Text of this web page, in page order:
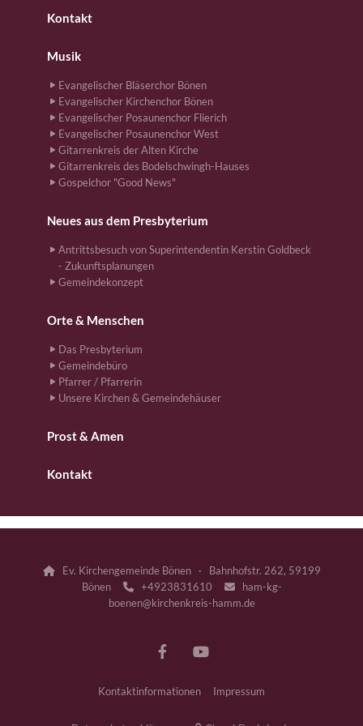
Kontakt
Musik
Evangelischer Bläserchor Bönen
Evangelischer Kirchenchor Bönen
Evangelischer Posaunenchor Flierich
Evangelischer Posaunenchor West
Gitarrenkreis der Alten Kirche
Gitarrenkreis des Bodelschwingh-Hauses
Gospelchor "Good News"
Neues aus dem Presbyterium
Antrittsbesuch von Superintendentin Kerstin Goldbeck
- Zukunftsplanungen
Gemeindekonzept
Orte & Menschen
Das Presbyterium
Gemeindebüro
Pfarrer / Pfarrerin
Unsere Kirchen & Gemeindehäuser
Prost & Amen
Kontakt
Ev. Kirchengemeinde Bönen · Bahnhofstr. 262, 59199
Bönen
+4923831610 ham-kg-
boenen@kirchenkreis-hamm.de
Kontaktinformationen Impressum